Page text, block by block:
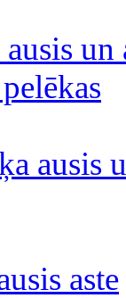
un
ausis
aste